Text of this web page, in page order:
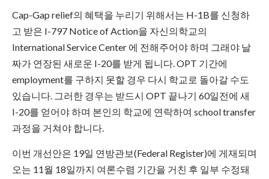
Cap-Gap relief의 혜택을 누리기 위해서는 H-1B를 신청하
고 받은 I-797 Notice of Action을 자신의학교의
International Service Center 에 전해주어야 하며 그래야 날
짜가 연장된 새로운 I-20를 받게 됩니다. OPT 기간에
employment를 구하지 못할 경우 다시 학교로 돌아갈 수도
있습니다. 그러한 경우는 받드시 OPT 끝나기 60일전에 새
I-20를 얻어야 하며 본인의 학교에 연락하여 school transfer
과정을 거쳐야 합니다.
이번 개선안은 19일 연방관보(Federal Register)에 게재되며
오는 11월 18일까지 여론수렴 기간을 거친 후 일부 수정돼